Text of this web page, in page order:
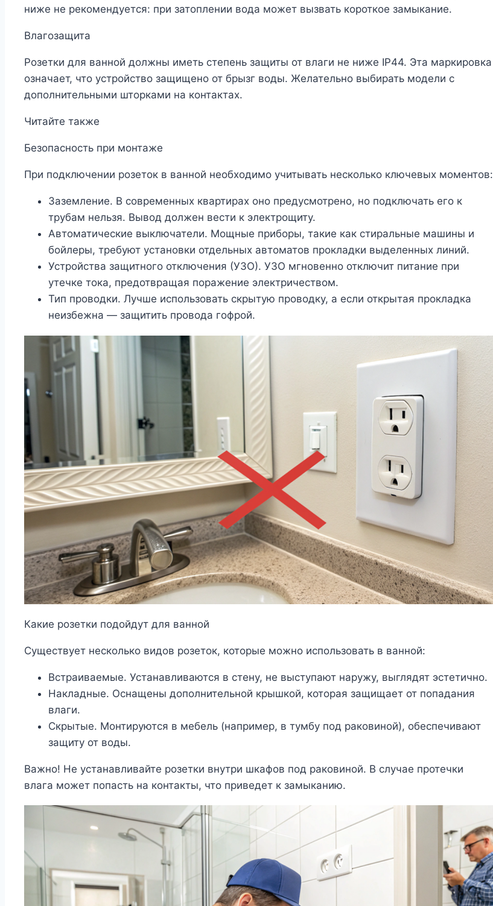
ниже не рекомендуется: при затоплении вода может вызвать короткое замыкание.
Влагозащита
Розетки для ванной должны иметь степень защиты от влаги не ниже IP44. Эта маркировка
означает, что устройство защищено от брызг воды. Желательно выбирать модели с
дополнительными шторками на контактах.
Читайте также
Безопасность при монтаже
При подключении розеток в ванной необходимо учитывать несколько ключевых моментов:
Заземление. В современных квартирах оно предусмотрено, но подключать его к
трубам нельзя. Вывод должен вести к электрощиту.
Автоматические выключатели. Мощные приборы, такие как стиральные машины и
бойлеры, требуют установки отдельных автоматов прокладки выделенных линий.
Устройства защитного отключения (УЗО). УЗО мгновенно отключит питание при
утечке тока, предотвращая поражение электричеством.
Тип проводки. Лучше использовать скрытую проводку, а если открытая прокладка
неизбежна — защитить провода гофрой.
Какие розетки подойдут для ванной
Существует несколько видов розеток, которые можно использовать в ванной:
Встраиваемые. Устанавливаются в стену, не выступают наружу, выглядят эстетично.
Накладные. Оснащены дополнительной крышкой, которая защищает от попадания
влаги.
Скрытые. Монтируются в мебель (например, в тумбу под раковиной), обеспечивают
защиту от воды.
Важно! Не устанавливайте розетки внутри шкафов под раковиной. В случае протечки
влага может попасть на контакты, что приведет к замыканию.